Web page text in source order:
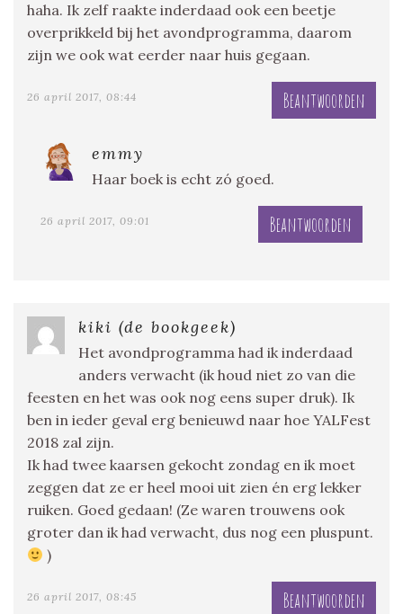
haha. Ik zelf raakte inderdaad ook een beetje
overprikkeld bij het avondprogramma, daarom
zijn we ook wat eerder naar huis gegaan.
26 april 2017, 08:44 Beantwoorden
emmy
Haar boek is echt zó goed.
26 april 2017, 09:01 Beantwoorden
kiki (de bookgeek)
Het avondprogramma had ik inderdaad
anders verwacht (ik houd niet zo van die
feesten en het was ook nog eens super druk). Ik
ben in ieder geval erg benieuwd naar hoe YALFest
2018 zal zijn.
Ik had twee kaarsen gekocht zondag en ik moet
zeggen dat ze er heel mooi uit zien én erg lekker
ruiken. Goed gedaan! (Ze waren trouwens ook
groter dan ik had verwacht, dus nog een pluspunt.
)
26 april 2017, 08:45 Beantwoorden